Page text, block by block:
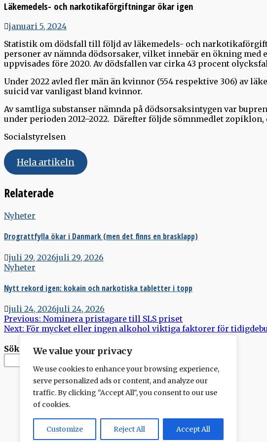
We value your privacy
We use cookies to enhance your browsing experience,
serve personalized ads or content, and analyze our
traffic. By clicking "Accept All", you consent to our use
of cookies.
Customize Reject All Accept All
Läkemedels- och narkotikaförgiftningar ökar igen
januari 5, 2024
Statistik om dödsfall till följd av läkemedels- och
personer av nämnda dödsorsaker, vilket innebär en ökning
uppvisades före 2020. Av dödsfallen var cirka 43 procent
Under 2022 avled fler män än kvinnor (554 respektive 306) av
suicid var vanligast bland kvinnor.
Av samtliga substanser nämnda på dödsorsaksintygen var
under perioden 2012–2022. Därefter följde sömnmedlet
Socialstyrelsen
Hela artikeln
Relaterade
Nyheter
Drograttfylla ökar i Danmark (men det finns en brasklapp)
juli 29, 2026juli 29, 2026
Nyheter
Nytt rekord igen: kokain och narkotiska tabletter i topp
juli 24, 2026juli 24, 2026
Inläggsnavigering
Previous: Nominera pristagare till SLS priset
Next: För mycket eller ingen alkohol viktiga faktorer för
Sök